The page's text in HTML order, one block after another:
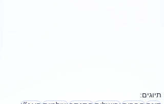
תיוגים: